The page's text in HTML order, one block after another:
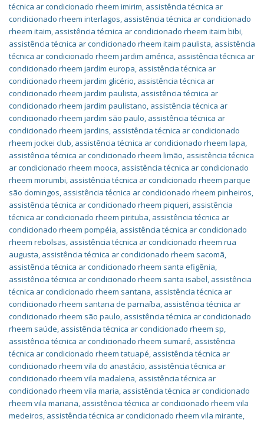
técnica ar condicionado rheem imirim, assistência técnica ar
condicionado rheem interlagos, assistência técnica ar condicionado
rheem itaim, assistência técnica ar condicionado rheem itaim bibi,
assistência técnica ar condicionado rheem itaim paulista, assistência
técnica ar condicionado rheem jardim américa, assistência técnica ar
condicionado rheem jardim europa, assistência técnica ar
condicionado rheem jardim glicério, assistência técnica ar
condicionado rheem jardim paulista, assistência técnica ar
condicionado rheem jardim paulistano, assistência técnica ar
condicionado rheem jardim são paulo, assistência técnica ar
condicionado rheem jardins, assistência técnica ar condicionado
rheem jockei club, assistência técnica ar condicionado rheem lapa,
assistência técnica ar condicionado rheem limão, assistência técnica
ar condicionado rheem mooca, assistência técnica ar condicionado
rheem morumbi, assistência técnica ar condicionado rheem parque
são domingos, assistência técnica ar condicionado rheem pinheiros,
assistência técnica ar condicionado rheem piqueri, assistência
técnica ar condicionado rheem pirituba, assistência técnica ar
condicionado rheem pompéia, assistência técnica ar condicionado
rheem rebolsas, assistência técnica ar condicionado rheem rua
augusta, assistência técnica ar condicionado rheem sacomã,
assistência técnica ar condicionado rheem santa efigênia,
assistência técnica ar condicionado rheem santa isabel, assistência
técnica ar condicionado rheem santana, assistência técnica ar
condicionado rheem santana de parnaíba, assistência técnica ar
condicionado rheem são paulo, assistência técnica ar condicionado
rheem saúde, assistência técnica ar condicionado rheem sp,
assistência técnica ar condicionado rheem sumaré, assistência
técnica ar condicionado rheem tatuapé, assistência técnica ar
condicionado rheem vila do anastácio, assistência técnica ar
condicionado rheem vila madalena, assistência técnica ar
condicionado rheem vila maria, assistência técnica ar condicionado
rheem vila mariana, assistência técnica ar condicionado rheem vila
medeiros, assistência técnica ar condicionado rheem vila mirante,